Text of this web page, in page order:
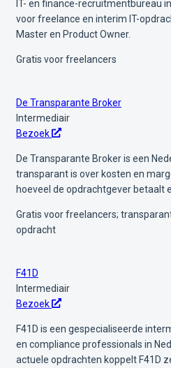
IT- en finance-recruitmentbureau
voor freelance en interim IT-
Master en Product Owner.
Gratis voor freelancers
De Transparante Broker
Intermediair
Bezoek
De Transparante Broker is een
transparant is over kosten en
hoeveel de opdrachtgever betaalt
Gratis voor freelancers;
opdracht
F41D
Intermediair
Bezoek
F41D is een gespecialiseerde
en compliance professionals in
actuele opdrachten koppelt F41D